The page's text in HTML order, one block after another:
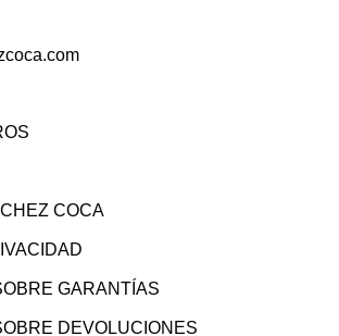
COCA
GARANTÍAS
DEVOLUCIONES